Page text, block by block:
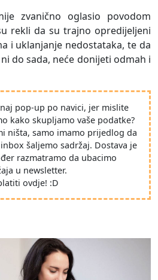
zvanično oglasio povodom
rekli da su trajno opredijeljeni
i uklanjanje nedostataka, te da
do sada, neće donijeti odmah i
pop-up po navici, jer mislite
kako skupljamo vaše podatke?
ništa, samo imamo prijedlog da
šaljemo sadržaj. Dostava je
razmatramo da ubacimo
u newsletter.
ovdje! :D